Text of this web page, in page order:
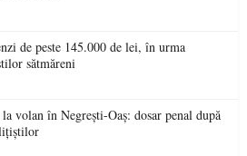
de peste 145.000 de lei, în urma
sătmăreni
volan în Negrești-Oaș: dosar penal după